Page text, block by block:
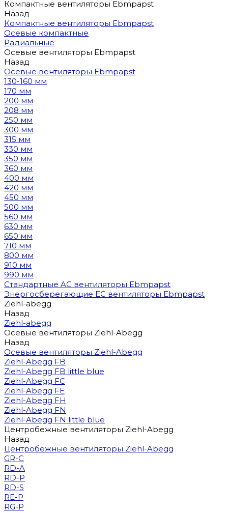
Компактные вентиляторы Ebmpapst
Назад
Компактные вентиляторы Ebmpapst
Осевые компактные
Радиальные
Осевые вентиляторы Ebmpapst
Назад
Осевые вентиляторы Ebmpapst
130-160 мм
170 мм
200 мм
208 мм
250 мм
300 мм
315 мм
330 мм
350 мм
360 мм
400 мм
420 мм
450 мм
500 мм
560 мм
630 мм
650 мм
710 мм
800 мм
910 мм
990 мм
Стандартные AC вентиляторы Ebmpapst
Энергосберегающие EC вентиляторы Ebmpapst
Ziehl-abegg
Назад
Ziehl-abegg
Осевые вентиляторы Ziehl-Abegg
Назад
Осевые вентиляторы Ziehl-Abegg
Ziehl-Abegg FB
Ziehl-Abegg FB little blue
Ziehl-Abegg FC
Ziehl-Abegg FE
Ziehl-Abegg FH
Ziehl-Abegg FN
Ziehl-Abegg FN little blue
Центробежные вентиляторы Ziehl-Abegg
Назад
Центробежные вентиляторы Ziehl-Abegg
GR-C
RD-A
RD-P
RD-S
RE-P
RG-P